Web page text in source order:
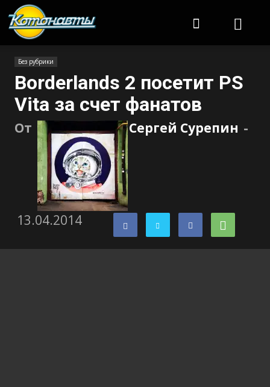
Без рубрики
Borderlands 2 посетит PS
Vita за счет фанатов
От Сергей Сурепин -
13.04.2014